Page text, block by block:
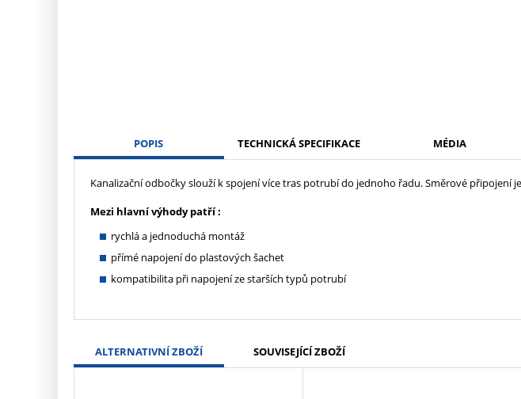
POPIS TECHNICKÁ SPECIFIKACE MÉDIA
Kanalizační odbočky slouží k spojení více tras potrubí do jednoho řadu. Směrové připojení
Mezi hlavní výhody patří :
rychlá a jednoduchá montáž
přímé napojení do plastových šachet
kompatibilita při napojení ze starších typů potrubí
ALTERNATIVNÍ ZBOŽÍ SOUVISEJÍCÍ ZBOŽÍ